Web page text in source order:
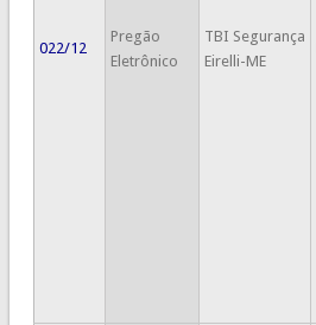
022/12
Pregão
Eletrônico
TBI Segurança
Eirelli-ME